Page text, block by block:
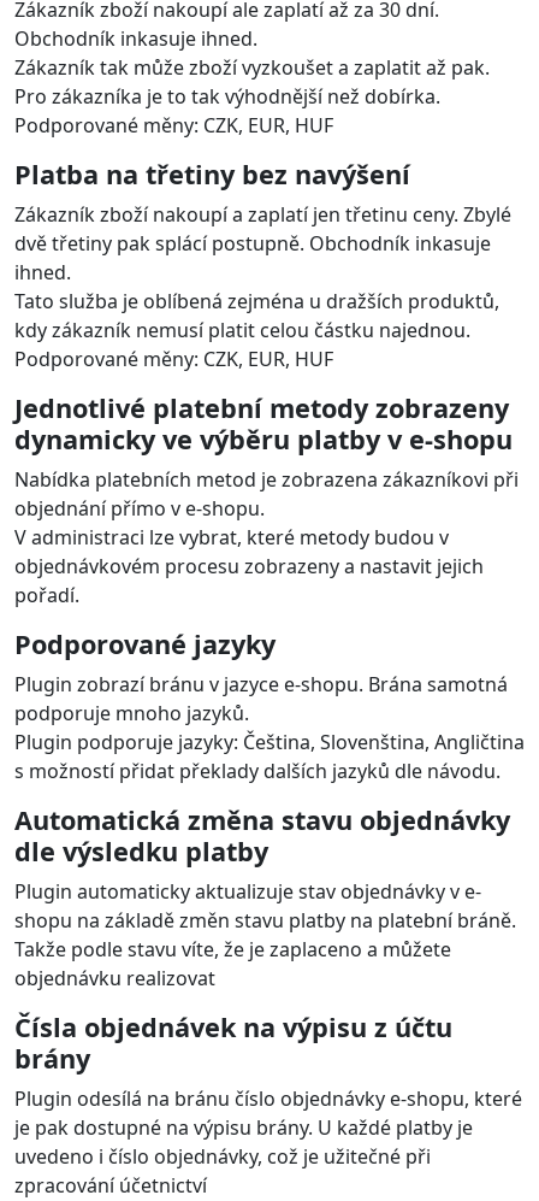
Zákazník zboží nakoupí ale zaplatí až za 30 dní.
Obchodník inkasuje ihned.
Zákazník tak může zboží vyzkoušet a zaplatit až pak.
Pro zákazníka je to tak výhodnější než dobírka.
Podporované měny: CZK, EUR, HUF
Platba na třetiny bez navýšení
Zákazník zboží nakoupí a zaplatí jen třetinu ceny. Zbylé
dvě třetiny pak splácí postupně. Obchodník inkasuje
ihned.
Tato služba je oblíbená zejména u dražších produktů,
kdy zákazník nemusí platit celou částku najednou.
Podporované měny: CZK, EUR, HUF
Jednotlivé platební metody zobrazeny
dynamicky ve výběru platby v e-shopu
Nabídka platebních metod je zobrazena zákazníkovi při
objednání přímo v e-shopu.
V administraci lze vybrat, které metody budou v
objednávkovém procesu zobrazeny a nastavit jejich
pořadí.
Podporované jazyky
Plugin zobrazí bránu v jazyce e-shopu. Brána samotná
podporuje mnoho jazyků.
Plugin podporuje jazyky: Čeština, Slovenština, Angličtina
s možností přidat překlady dalších jazyků dle návodu.
Automatická změna stavu objednávky
dle výsledku platby
Plugin automaticky aktualizuje stav objednávky v e-
shopu na základě změn stavu platby na platební bráně.
Takže podle stavu víte, že je zaplaceno a můžete
objednávku realizovat
Čísla objednávek na výpisu z účtu
brány
Plugin odesílá na bránu číslo objednávky e-shopu, které
je pak dostupné na výpisu brány. U každé platby je
uvedeno i číslo objednávky, což je užitečné při
zpracování účetnictví